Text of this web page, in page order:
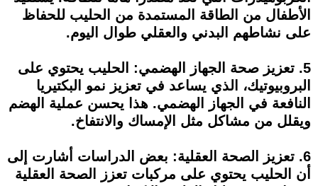
الأطفال من الطاقة المستمدة من الحليب للحفاظ
على نشاطهم البدني والعقلي طوال اليوم.
5. تعزيز صحة الجهاز الهضمي: الحليب يحتوي على
البروبيوتيك، الذي يساعد في تعزيز نمو البكتيريا
النافعة في الجهاز الهضمي. هذا يحسن عملية الهضم
ويقلل من مشاكل مثل الإمساك والانتفاخ.
6. تعزيز الصحة العقلية: بعض الدراسات أشارت إلى
أن الحليب يحتوي على مركبات تعزز الصحة العقلية